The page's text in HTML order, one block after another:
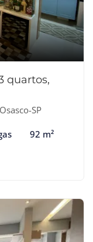
quartos,
SP
92 m²